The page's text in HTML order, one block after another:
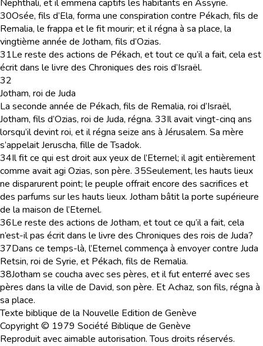
Nephthali, et il emmena captifs les habitants en Assyrie.
30Osée, fils d’Ela, forma une conspiration contre Pékach, fils de
Remalia, le frappa et le fit mourir; et il régna à sa place, la
vingtième année de Jotham, fils d’Ozias.
31Le reste des actions de Pékach, et tout ce qu’il a fait, cela est
écrit dans le livre des Chroniques des rois d’Israël.
32
Jotham, roi de Juda
La seconde année de Pékach, fils de Remalia, roi d’Israël,
Jotham, fils d’Ozias, roi de Juda, régna. 33Il avait vingt-cinq ans
lorsqu’il devint roi, et il régna seize ans à Jérusalem. Sa mère
s’appelait Jeruscha, fille de Tsadok.
34Il fit ce qui est droit aux yeux de l’Eternel; il agit entièrement
comme avait agi Ozias, son père. 35Seulement, les hauts lieux
ne disparurent point; le peuple offrait encore des sacrifices et
des parfums sur les hauts lieux. Jotham bâtit la porte supérieure
de la maison de l’Eternel.
36Le reste des actions de Jotham, et tout ce qu’il a fait, cela
n’est-il pas écrit dans le livre des Chroniques des rois de Juda?
37Dans ce temps-là, l’Eternel commença à envoyer contre Juda
Retsin, roi de Syrie, et Pékach, fils de Remalia.
38Jotham se coucha avec ses pères, et il fut enterré avec ses
pères dans la ville de David, son père. Et Achaz, son fils, régna à
sa place.
Texte biblique de la Nouvelle Edition de Genève
Copyright © 1979 Société Biblique de Genève
Reproduit avec aimable autorisation. Tous droits réservés.